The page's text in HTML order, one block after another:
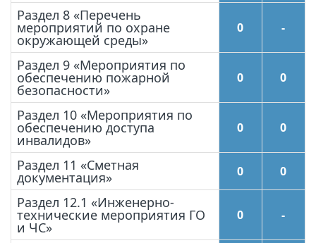
Раздел 8 «Перечень
мероприятий по охране
окружающей среды»
0 -
Раздел 9 «Мероприятия по
обеспечению пожарной
безопасности»
0 0
Раздел 10 «Мероприятия по
обеспечению доступа
инвалидов»
0 0
Раздел 11 «Сметная
документация» 0 0
Раздел 12.1 «Инженерно-
технические мероприятия ГО
и ЧС»
0 -